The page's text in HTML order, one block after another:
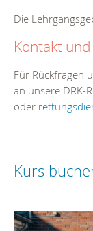
Die
Kontakt
Für Rückfragen
an unsere DRK-
oder
Kurs